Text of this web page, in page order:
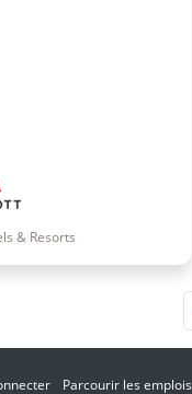
& Resorts
Parcourir les emplois